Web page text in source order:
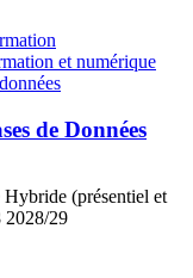
et numérique
de Données
Hybride (présentiel et
2028/29